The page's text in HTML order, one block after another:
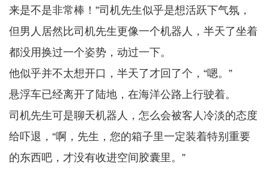
来是不是非常棒！”司机先生似乎是想活跃下气氛，
但男人居然比司机先生更像一个机器人，半天了坐着
都没用换过一个姿势，动过一下。
他似乎并不太想开口，半天了才回了个，“嗯。”
悬浮车已经离开了陆地，在海洋公路上行驶着。
司机先生可是聊天机器人，怎么会被客人冷淡的态度
给吓退，“啊，先生，您的箱子里一定装着特别重要
的东西吧，才没有收进空间胶囊里。”